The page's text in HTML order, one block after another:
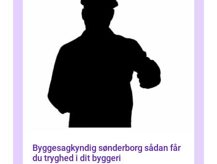
Byggesagkyndig sønderborg sådan får
du tryghed i dit byggeri